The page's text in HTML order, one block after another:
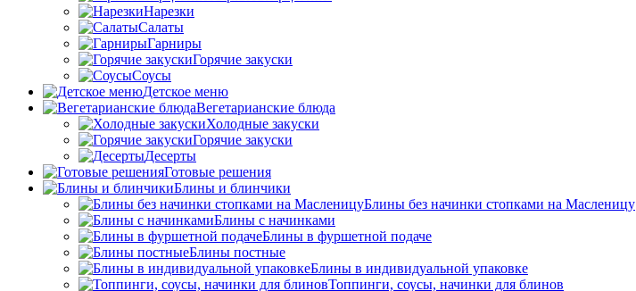
Нарезки
Салаты
Гарниры
Горячие закуски
Соусы
Детское меню
Вегетарианские блюда
Холодные закуски
Горячие закуски
Десерты
Готовые решения
Блины и блинчики
Блины без начинки стопками на Масленицу
Блины с начинками
Блины в фуршетной подаче
Блины постные
Блины в индивидуальной упаковке
Топпинги, соусы, начинки для блинов